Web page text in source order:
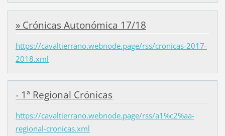
» Crónicas Autonómica 17/18
https://cavaltierrano.webnode.page/rss/cronicas-2017-
2018.xml
- 1ª Regional Crónicas
https://cavaltierrano.webnode.page/rss/a1%c2%aa-
regional-cronicas.xml